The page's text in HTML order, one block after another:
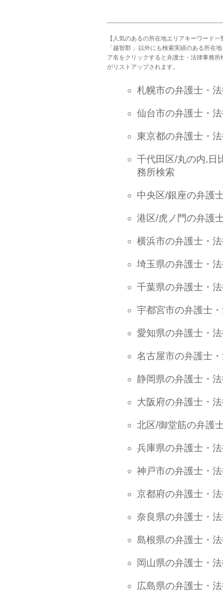
【人気のあるの所在地エリアキーワード一
「越智郡 」以外にも検索実績のある所在
ア名をクリックすると弁護士・法律事務
がリストアップされます。
札幌市の弁護士・
仙台市の弁護士・
東京都の弁護士・
千代田区/丸の内,日
務所検索
中央区/銀座の弁護
港区/虎ノ門の弁護
横浜市の弁護士・
埼玉県の弁護士・
千葉県の弁護士・
宇都宮市の弁護士
愛知県の弁護士・
名古屋市の弁護士
静岡県の弁護士・
大阪府の弁護士・
北区/御堂筋の弁護
兵庫県の弁護士・
神戸市の弁護士・
京都府の弁護士・
奈良県の弁護士・
島根県の弁護士・
岡山県の弁護士・
広島県の弁護士・